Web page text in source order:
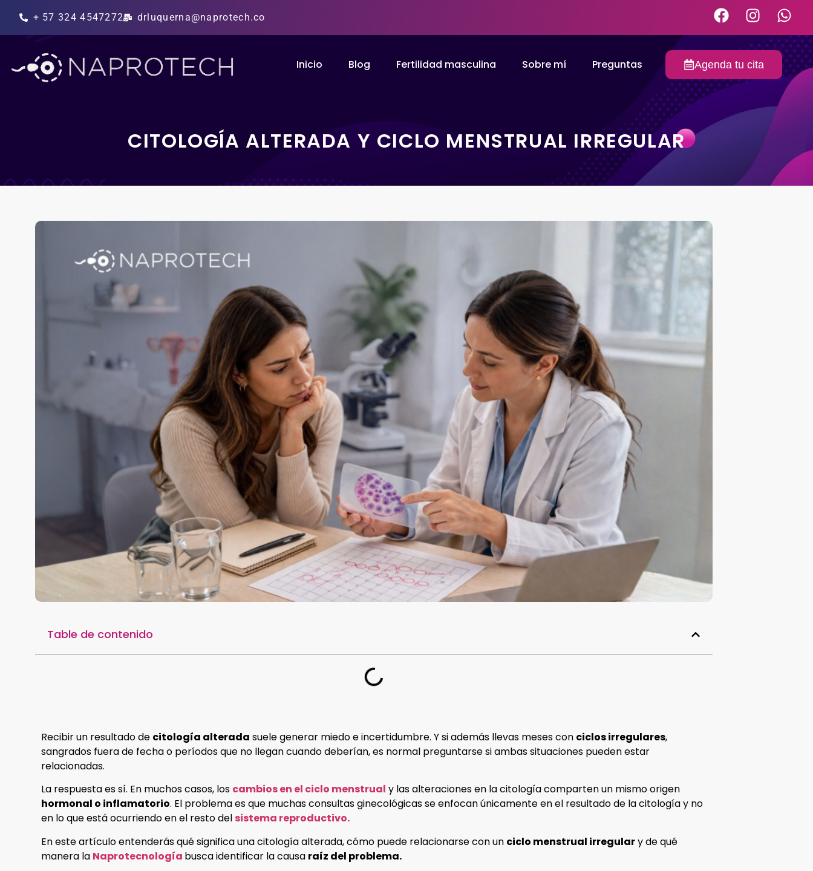
+ 57 324 4547272 drluquerna@naprotech.co
Inicio Blog Fertilidad masculina Sobre mí Preguntas Agenda tu cita
CITOLOGÍA ALTERADA Y CICLO MENSTRUAL IRREGULAR
Table de contenido
Recibir un resultado de citología alterada suele generar miedo e incertidumbre. Y si además llevas meses con ciclos irregulares,
sangrados fuera de fecha o períodos que no llegan cuando deberían, es normal preguntarse si ambas situaciones pueden estar
relacionadas.
La respuesta es sí. En muchos casos, los cambios en el ciclo menstrual y las alteraciones en la citología comparten un mismo origen
hormonal o inflamatorio. El problema es que muchas consultas ginecológicas se enfocan únicamente en el resultado de la citología y no
en lo que está ocurriendo en el resto delsistema reproductivo.
En este artículo entenderás qué significa una citología alterada, cómo puede relacionarse con un ciclo menstrual irregulary de qué
manera la Naprotecnología busca identificar la causa raíz del problema.